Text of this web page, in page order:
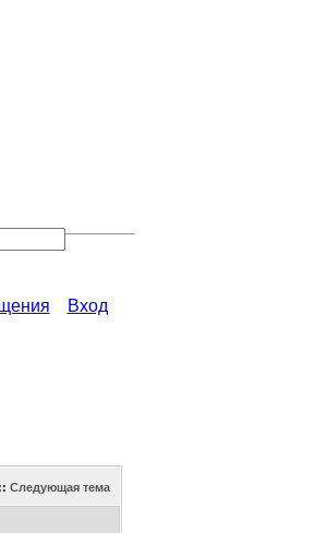
Вход
Следующая тема